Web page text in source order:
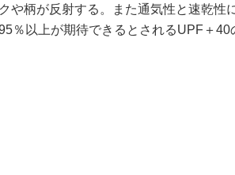
や柄が反射する。また通気性と速乾性
95％以上が期待できるとされるUPF＋